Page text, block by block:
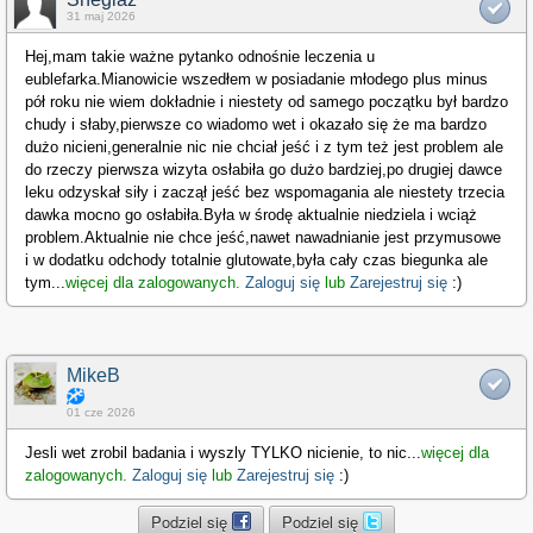
31 maj 2026
Hej,mam takie ważne pytanko odnośnie leczenia u
eublefarka.Mianowicie wszedłem w posiadanie młodego plus minus
pół roku nie wiem dokładnie i niestety od samego początku był bardzo
chudy i słaby,pierwsze co wiadomo wet i okazało się że ma bardzo
dużo nicieni,generalnie nic nie chciał jeść i z tym też jest problem ale
do rzeczy pierwsza wizyta osłabiła go dużo bardziej,po drugiej dawce
leku odzyskał siły i zaczął jeść bez wspomagania ale niestety trzecia
dawka mocno go osłabiła.Była w środę aktualnie niedziela i wciąż
problem.Aktualnie nie chce jeść,nawet nawadnianie jest przymusowe
i w dodatku odchody totalnie glutowate,była cały czas biegunka ale
tym
więcej dla zalogowanych. Zaloguj się lub Zarejestruj się :)
MikeB
01 cze 2026
Jesli wet zrobil badania i wyszly TYLKO nicienie, to nic
więcej dla
zalogowanych. Zaloguj się lub Zarejestruj się :)
Podziel się Podziel się